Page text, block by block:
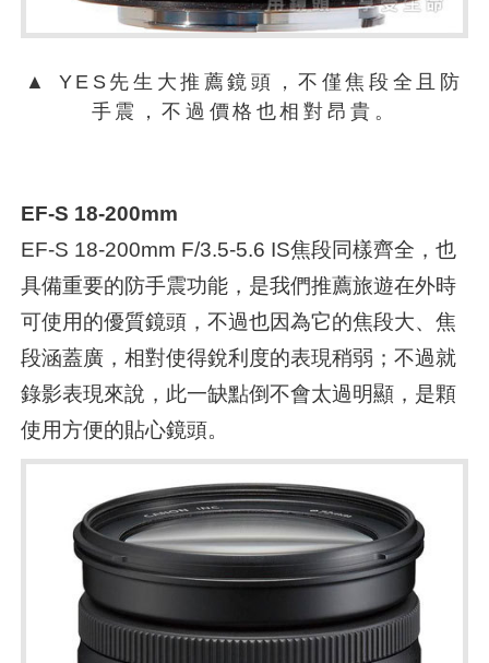
▲ YES先生大推薦鏡頭，不僅焦段全且防
手震，不過價格也相對昂貴。
EF-S 18-200mm
EF-S 18-200mm F/3.5-5.6 IS焦段同樣齊全，也
具備重要的防手震功能，是我們推薦旅遊在外時
可使用的優質鏡頭，不過也因為它的焦段大、焦
段涵蓋廣，相對使得銳利度的表現稍弱；不過就
錄影表現來說，此一缺點倒不會太過明顯，是顆
使用方便的貼心鏡頭。